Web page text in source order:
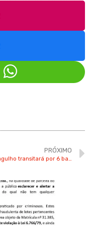
PRÓXIMO
Cata-Bagulho transitará por 6 bairros na próxima semana em Valinhos